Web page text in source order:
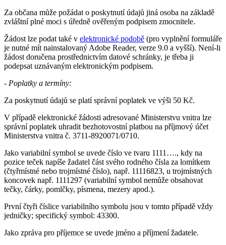
Za občana může požádat o poskytnutí údajů jiná osoba na základě
zvláštní plné moci s úředně ověřeným podpisem zmocnitele.
Žádost lze podat také v elektronické podobě (pro vyplnění formuláře
je nutné mít nainstalovaný Adobe Reader, verze 9.0 a vyšší). Není-li
žádost doručena prostřednictvím datové schránky, je třeba ji
podepsat uznávaným elektronickým podpisem.
- Poplatky a termíny:
Za poskytnutí údajů se platí správní poplatek ve výši 50 Kč.
V případě elektronické žádosti adresované Ministerstvu vnitra lze
správní poplatek uhradit bezhotovostní platbou na příjmový účet
Ministerstva vnitra č. 3711-8920071/0710.
Jako variabilní symbol se uvede číslo ve tvaru 1111…., kdy na
pozice teček napíše žadatel část svého rodného čísla za lomítkem
(čtyřmístné nebo trojmístné číslo), např. 11116823, u trojmístných
koncovek např. 1111297 (variabilní symbol nemůže obsahovat
tečky, čárky, pomlčky, písmena, mezery apod.).
První čtyři číslice variabilního symbolu jsou v tomto případě vždy
jedničky; specifický symbol: 43300.
Jako zpráva pro příjemce se uvede jméno a příjmení žadatele.